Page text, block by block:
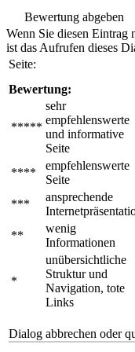
Bewertung abgeben
Wenn Sie diesen Eintrag
ist das Aufrufen dieses
Seite:
Bewertung:
*****
sehr
empfehlenswerte
und informative
Seite
****
empfehlenswerte
Seite
***
ansprechende
**
wenig
Informationen
*
unübersichtliche
Struktur und
Navigation, tote
Links
Dialog abbrechen oder